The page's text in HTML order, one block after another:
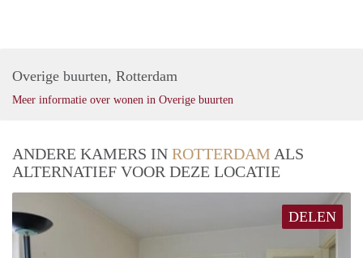
Overige buurten, Rotterdam
Meer informatie over wonen in Overige buurten
ANDERE KAMERS IN ROTTERDAM ALS
ALTERNATIEF VOOR DEZE LOCATIE
DELEN